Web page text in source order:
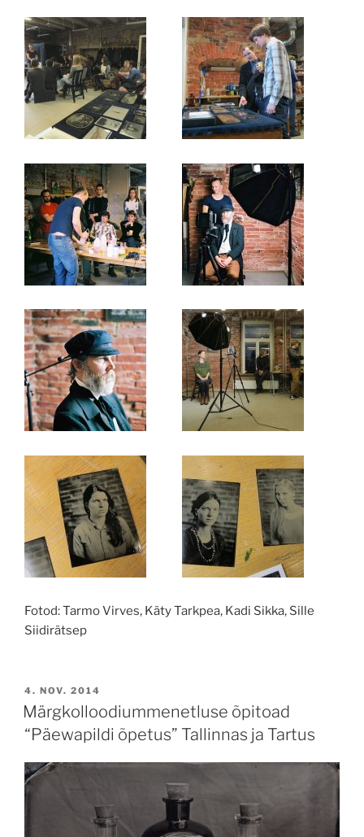
Fotod: Tarmo Virves, Käty Tarkpea, Kadi Sikka, Sille
Siidirätsep
POSTED
ON
4. NOV. 2014
Märgkolloodiummenetluse õpitoad
“Päewapildi õpetus” Tallinnas ja Tartus